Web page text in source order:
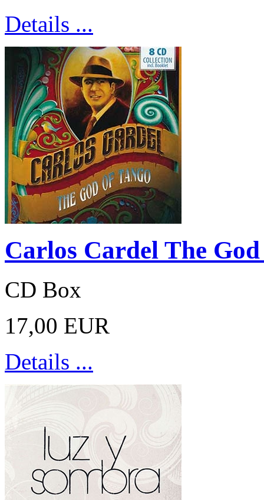
Details ...
Carlos Cardel The
CD Box
17,00 EUR
Details ...